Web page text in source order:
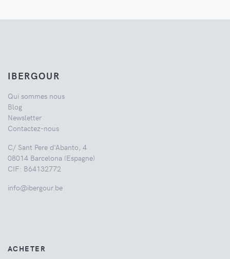
IBERGOUR
Qui sommes nous
Blog
Newsletter
Contactez-nous
C/ Sant Pere d'Abanto, 4
08014 Barcelona (Espagne)
CIF: B64132772
info@ibergour.be
ACHETER